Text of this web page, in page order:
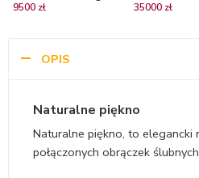
złota, Diamond Sky,
9500 zł
diamenty,
35000 zł
OPIS
Naturalne piękno
Naturalne piękno, to elegancki
połączonych obrączek